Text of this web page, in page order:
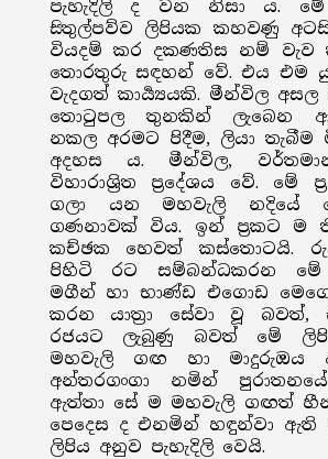
පැහැදිලි ද වන නිසා ය.
සිතුල්පව්ව ලිපියක කහවණු
වියදම් කර දකණතිස නම් වැව
තොරතුරු සඳහන් වේ. එය එම
වැදගත් කාර්‍ය්‍යයකි. මීන්විල
තොටුපල තුනකින් ලැබෙන
නකල අරමට පිදීම, ලියා තැබීම
අදහස ය. මීන්විල,
විහාරාශ්‍රිත ප්‍රදේශය වේ. මේ
ගලා යන මහවැලි නදියේ
ගණනාවක් විය. ඉන් ප්‍රකට ම
කච්ඡක හෙවත් කස්තොටයි.
පිහිටි රට සම්බන්ධකරන මේ
මගීන් හා භාණ්ඩ එගොඩ
කරන යාත්‍රා සේවා වූ
රජයට ලැබුණු බවත් මේ
මහවැලි ගඟ හා මාදුරුඔය
අන්තරගංගා නමින්
ඇත්තා සේ ම මහවැලි ගඟත්
පෙදෙස ද එනමින් හඳුන්වා
ලිපිය අනුව පැහැදිලි වෙයි.